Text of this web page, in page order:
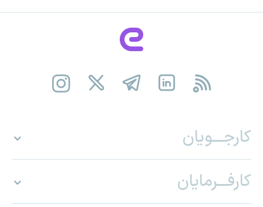
کارجـــویان
کارفـــرمایان